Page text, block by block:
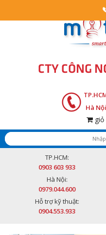
CTY CÔNG
Hà
giỏ
TP.HCM:
0903 603 933
Hà Nội:
0979.044.600
Hỗ trợ kỹ thuật:
0904.553.933